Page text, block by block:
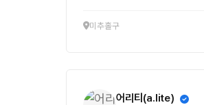
미추홀구
어리티(a.lite)